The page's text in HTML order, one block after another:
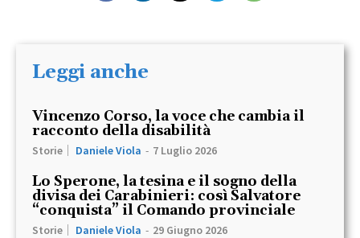
Leggi anche
Vincenzo Corso, la voce che cambia il
racconto della disabilità
Storie Daniele Viola - 7 Luglio 2026
Lo Sperone, la tesina e il sogno della
divisa dei Carabinieri: così Salvatore
“conquista” il Comando provinciale
Storie Daniele Viola - 29 Giugno 2026